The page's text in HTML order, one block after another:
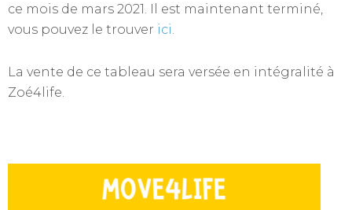
ce mois de mars 2021. Il est maintenant terminé,
vous pouvez le trouver ici.
La vente de ce tableau sera versée en intégralité à
Zoé4life.